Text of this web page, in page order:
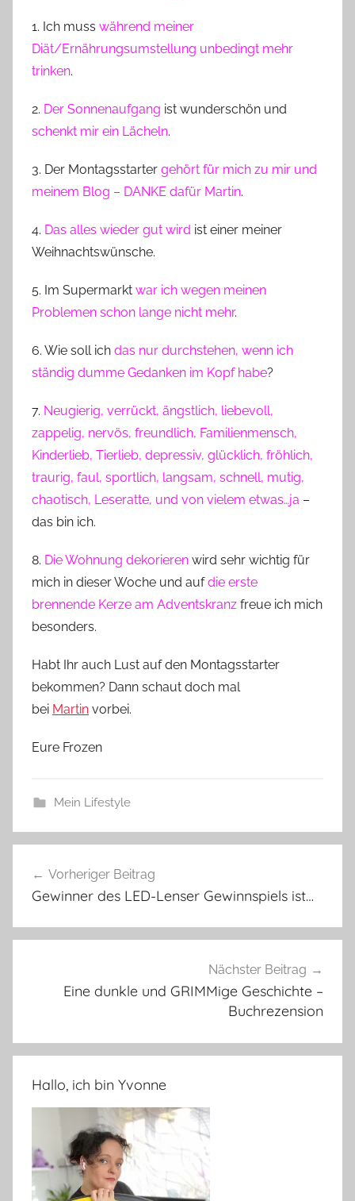
1. Ich muss während meiner
Diät/Ernährungsumstellung unbedingt mehr
trinken.
2. Der Sonnenaufgang ist wunderschön und
schenkt mir ein Lächeln.
3. Der Montagsstarter gehört für mich zu mir und
meinem Blog – DANKE dafür Martin.
4. Das alles wieder gut wird ist einer meiner
Weihnachtswünsche.
5. Im Supermarkt war ich wegen meinen
Problemen schon lange nicht mehr.
6. Wie soll ich das nur durchstehen, wenn ich
ständig dumme Gedanken im Kopf habe?
7. Neugierig, verrückt, ängstlich, liebevoll,
zappelig, nervös, freundlich, Familienmensch,
Kinderlieb, Tierlieb, depressiv, glücklich, fröhlich,
traurig, faul, sportlich, langsam, schnell, mutig,
chaotisch, Leseratte, und von vielem etwas…ja –
das bin ich.
8. Die Wohnung dekorieren wird sehr wichtig für
mich in dieser Woche und aufdie erste
brennende Kerze am Adventskranz freue ich mich
besonders.
Habt Ihr auch Lust auf den Montagsstarter
bekommen? Dann schaut doch mal
bei Martin vorbei.
Eure Frozen
Mein Lifestyle
Vorheriger Beitrag
Gewinner des LED-Lenser Gewinnspiels ist…
Nächster Beitrag
Eine dunkle und GRIMMige Geschichte –
Buchrezension
Hallo, ich bin Yvonne